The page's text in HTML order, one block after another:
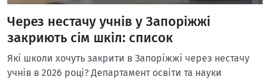
Через нестачу учнів у Запоріжжі
закриють сім шкіл: список
Які школи хочуть закрити в Запоріжжі через нестачу
учнів в 2026 році? Департамент освіти та науки